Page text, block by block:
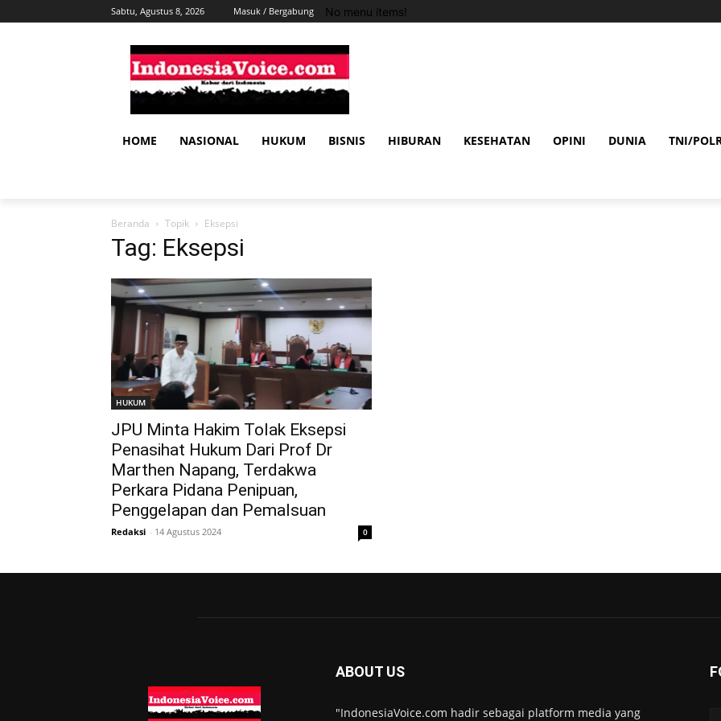
Sabtu, Agustus 8, 2026 Masuk / Bergabung No menu items!
HOME NASIONAL HUKUM BISNIS HIBURAN KESEHATAN OPINI DUNIA TNI/
Beranda Topik Eksepsi
Tag: Eksepsi
HUKUM
JPU Minta Hakim Tolak Eksepsi
Penasihat Hukum Dari Prof Dr
Marthen Napang, Terdakwa
Perkara Pidana Penipuan,
Penggelapan dan Pemalsuan
Redaksi - 14 Agustus 2024 0
ABOUT US
"IndonesiaVoice.com hadir sebagai platform media yang